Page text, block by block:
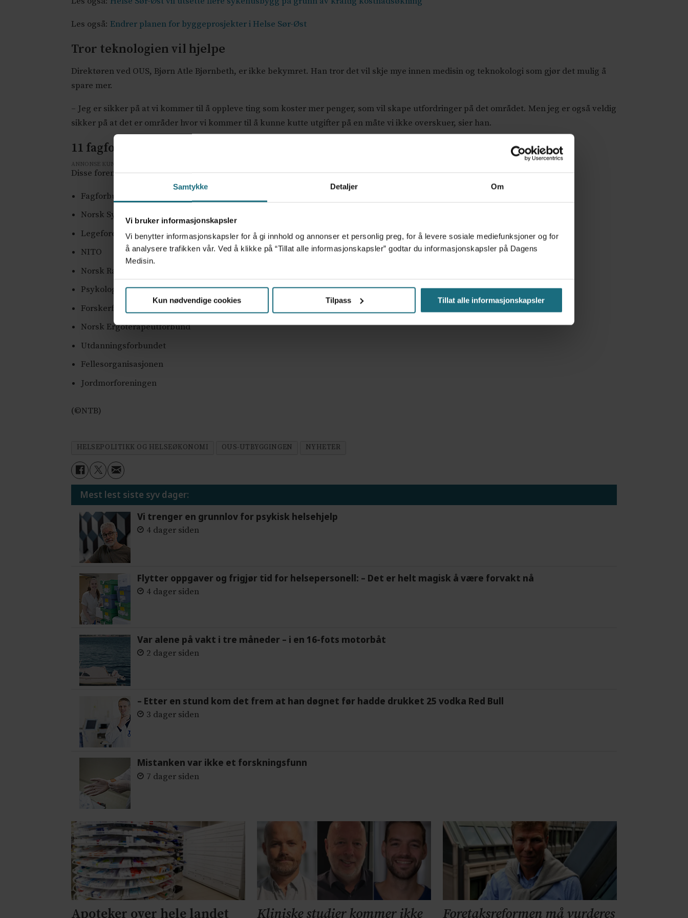
Samtykke Detaljer Om
Vi bruker informasjonskapsler
Vi benytter informasjonskapsler for å gi innhold og annonser et personlig preg, for å levere sosiale mediefunksjoner og for
å analysere trafikken vår. Ved å klikke på “Tillat alle informasjonskapsler” godtar du informasjonskapsler på Dagens
Medisin.
Kun nødvendige cookies Tilpass Tillat alle informasjonskapsler
Les også:Endrer planen for byggeprosjekter i Helse Sør-Øst
Tror teknologien vil hjelpe
Direktøren ved OUS, Bjørn Atle Bjørnbeth, er ikke bekymret. Han tror det vil skje mye innen medisin og teknokologi som gjør det mulig å
spare mer.
– Jeg er sikker på at vi kommer til å oppleve ting som koster mer penger, som vil skape utfordringer på det området. Men jeg er også veldig
sikker på at det er områder hvor vi kommer til å kunne kutte utgifter på en måte vi ikke overskuer, sier han.
11 fagforeninger har signert
ANNONSE KUN FOR HELSEPERSONELL
Disse foreningene har signert bekymringsmeldingen:
Fagforbundet
Norsk Sykepleierforbund
Legeforeningen
NITO
Norsk Radiografforbund
Psykologforeningen
Forskerforbundet
Norsk Ergoterapeutforbund
Utdanningsforbundet
Fellesorganisasjonen
Jordmorforeningen
(©NTB)
HELSEPOLITIKK OG HELSEØKONOMI OUS-UTBYGGINGEN NYHETER
Mest lest siste syv dager:
Vi trenger en grunnlov for psykisk helsehjelp
4 dager siden
Flytter oppgaver og frigjør tid for helsepersonell: – Det er helt magisk å være forvakt nå
4 dager siden
Var alene på vakt i tre måneder – i en 16-fots motorbåt
2 dager siden
– Etter en stund kom det frem at han døgnet før hadde drukket 25 vodka Red Bull
3 dager siden
Mistanken var ikke et forskningsfunn
7 dager siden
Apoteker over hele landet Kliniske studier kommer ikke Foretaksreformen må vurderes